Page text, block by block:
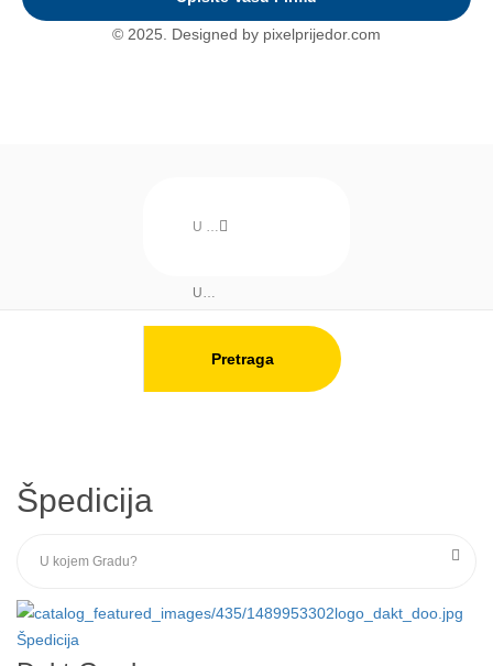
© 2025. Designed by pixelprijedor.com
Pretraga
Špedicija
Špedicija